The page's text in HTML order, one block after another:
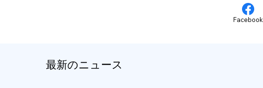
Facebook
最新のニュース